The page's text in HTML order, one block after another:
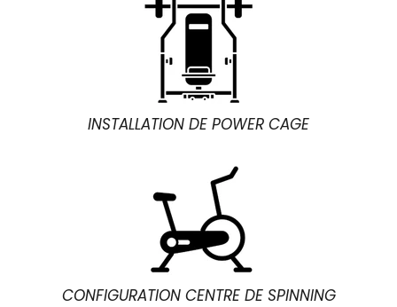
INSTALLATION DE POWER CAGE
CONFIGURATION CENTRE DE SPINNING